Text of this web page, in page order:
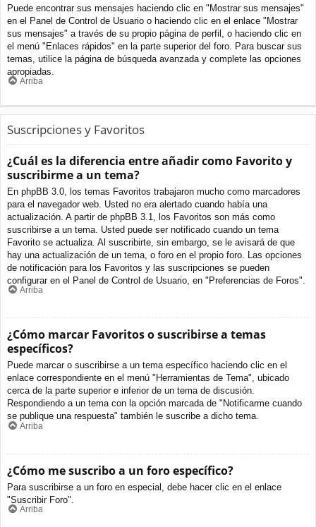
Puede encontrar sus mensajes haciendo clic en "Mostrar sus mensajes"
en el Panel de Control de Usuario o haciendo clic en el enlace "Mostrar
sus mensajes" a través de su propio página de perfil, o haciendo clic en
el menú "Enlaces rápidos" en la parte superior del foro. Para buscar sus
temas, utilice la página de búsqueda avanzada y complete las opciones
apropiadas.
Arriba
Suscripciones y Favoritos
¿Cuál es la diferencia entre añadir como Favorito y
suscribirme a un tema?
En phpBB 3.0, los temas Favoritos trabajaron mucho como marcadores
para el navegador web. Usted no era alertado cuando había una
actualización. A partir de phpBB 3.1, los Favoritos son más como
suscribirse a un tema. Usted puede ser notificado cuando un tema
Favorito se actualiza. Al suscribirte, sin embargo, se le avisará de que
hay una actualización de un tema, o foro en el propio foro. Las opciones
de notificación para los Favoritos y las suscripciones se pueden
configurar en el Panel de Control de Usuario, en "Preferencias de Foros".
Arriba
¿Cómo marcar Favoritos o suscribirse a temas
específicos?
Puede marcar o suscribirse a un tema específico haciendo clic en el
enlace correspondiente en el menú "Herramientas de Tema", ubicado
cerca de la parte superior e inferior de un tema de discusión.
Respondiendo a un tema con la opción marcada de "Notificarme cuando
se publique una respuesta" también le suscribe a dicho tema.
Arriba
¿Cómo me suscribo a un foro específico?
Para suscribirse a un foro en especial, debe hacer clic en el enlace
"Suscribir Foro".
Arriba